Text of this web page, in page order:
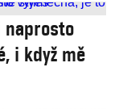
naprosto
i když mě